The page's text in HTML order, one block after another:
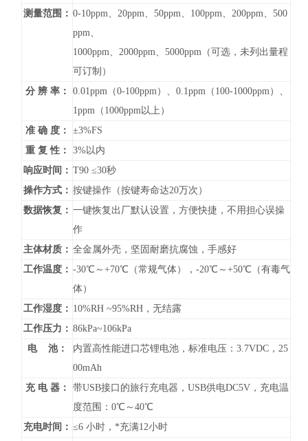
测量范围： 0-10ppm、20ppm、50ppm、100ppm、200ppm、500
ppm、
1000ppm、2000ppm、5000ppm（可选，未列出量程
可订制）
分 辨 率：
0.01ppm（0-100ppm）、0.1ppm（100-1000ppm）、
1ppm（1000ppm以上）
准 确 度：
±3%FS
重 复 性：
3%以内
响应时间： T90 ≤30秒
操作方式： 按键操作（按键寿命达20万次）
数据恢复： 一键恢复出厂默认设置，方便快捷，不用担心误操
作
主体材质： 全金属外壳，坚固耐磨抗腐蚀，手感好
工作温度： -30℃～+70℃（常规气体），-20℃～+50℃（有毒气
体）
工作湿度： 10%RH ~95%RH，无结露
工作压力： 86kPa~106kPa
电 池：
内置高性能进口芯锂电池，标准电压：3.7VDC，25
00mAh
充 电 器：
带USB接口的旅行充电器，USB供电DC5V，充电温
度范围：0℃～40℃
充电时间： ≤6 小时，*充满12小时